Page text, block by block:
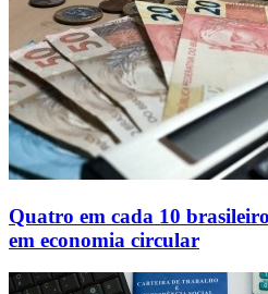
Quatro em cada 10
em economia circular